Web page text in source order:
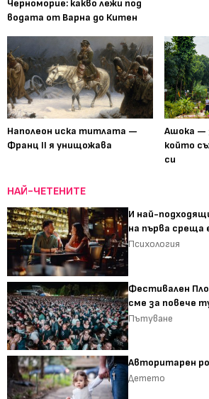
Черноморие: какво лежи под
водата от Варна до Китен
Наполеон иска титлата —
Франц II я унищожава
Ашока —
който
си
НАЙ-ЧЕТЕНИТЕ
И най-
на първа среща
Психология
Фестивален
сме за повече
Пътуване
Авторитарен
Детето